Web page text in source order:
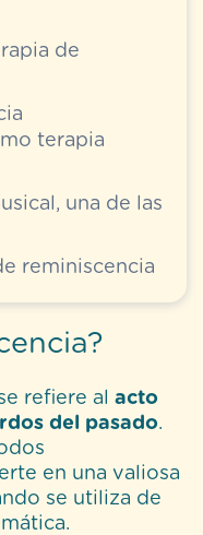
de
terapia
una de las
reminiscencia
refiere al acto
del pasado.
en una valiosa
se utiliza de